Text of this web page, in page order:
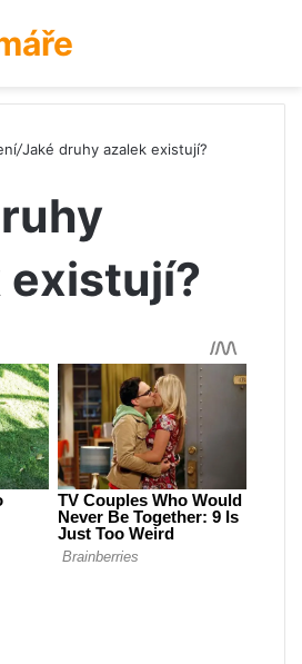
/Jaké druhy azalek existují?
existují?